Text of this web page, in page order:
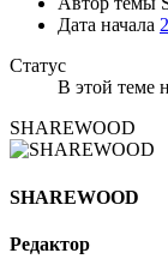
Дата начала
Статус
В этой теме
SHAREWOOD
SHAREWOOD
Редактор